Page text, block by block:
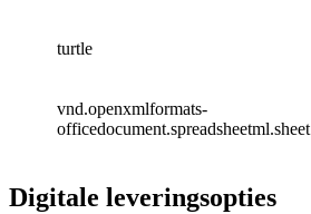
turtle
vnd.openxmlformats-
officedocument.spreadsheetml.sheet
Digitale leveringsopties